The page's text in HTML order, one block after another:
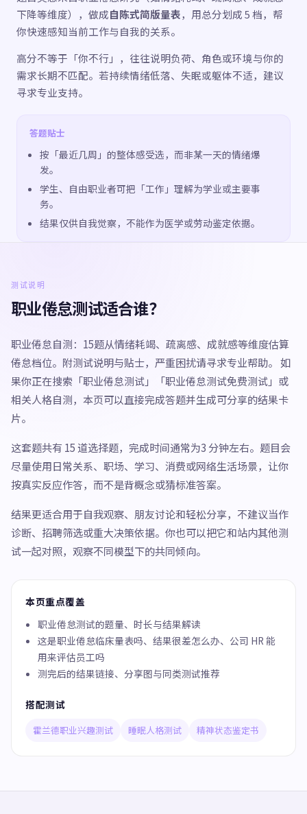
下降等维度），做成自陈式简版量表，用总分划成 5 档，帮
你快速感知当前工作与自我的关系。
高分不等于「你不行」，往往说明负荷、角色或环境与你的
需求长期不匹配。若持续情绪低落、失眠或躯体不适，建议
寻求专业支持。
答题贴士
按「最近几周」的整体感受选，而非某一天的情绪爆
发。
学生、自由职业者可把「工作」理解为学业或主要事
务。
结果仅供自我觉察，不能作为医学或劳动鉴定依据。
测试说明
职业倦怠测试适合谁？
职业倦怠自测：15题从情绪耗竭、疏离感、成就感等维度估算
倦怠档位。附测试说明与贴士，严重困扰请寻求专业帮助。 如
果你正在搜索「职业倦怠测试」「职业倦怠测试免费测试」或
相关人格自测，本页可以直接完成答题并生成可分享的结果卡
片。
这套题共有 15 道选择题，完成时间通常为3 分钟左右。题目会
尽量使用日常关系、职场、学习、消费或网络生活场景，让你
按真实反应作答，而不是背概念或猜标准答案。
结果更适合用于自我观察、朋友讨论和轻松分享，不建议当作
诊断、招聘筛选或重大决策依据。你也可以把它和站内其他测
试一起对照，观察不同模型下的共同倾向。
本页重点覆盖
职业倦怠测试的题量、时长与结果解读
这是职业倦怠临床量表吗、结果很差怎么办、公司 HR 能
用来评估员工吗
测完后的结果链接、分享图与同类测试推荐
搭配测试
霍兰德职业兴趣测试 睡眠人格测试 精神状态鉴定书